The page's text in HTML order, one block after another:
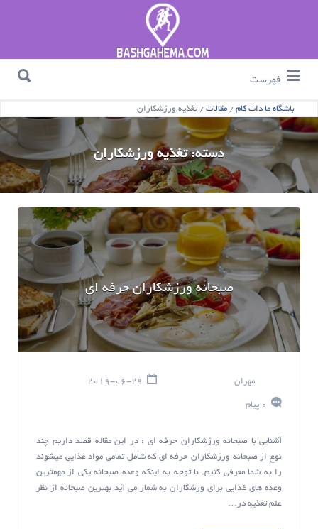
فهرست
باشگاه ما دات کام / مقالات /تغذیه ورزشکاران
دسته:تغذیه ورزشکاران
صبحانه ورزشکاران حرفه ای
مهران
0 پیام
آشنایی با صبحانه ورزشکاران حرفه ای : در این مقاله قصد داریم چند
نوع از صبحانه ورزشکاران حرفه ای که شامل تمامی مواد غذایی میشوند
را به شما معرفی کنیم. با توجه به اینکه وعده صبحانه یکی از مهمترین
وعده های غذایی برای ورشکاران به شمار می آید بهترین صبحانه از نظر
علم تغذیه در…